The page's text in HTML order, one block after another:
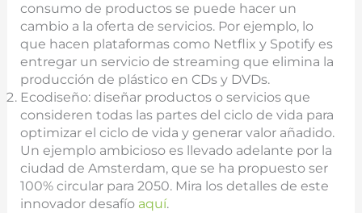
consumo de productos se puede hacer un
cambio a la oferta de servicios. Por ejemplo, lo
que hacen plataformas como Netflix y Spotify es
entregar un servicio de streaming que elimina la
producción de plástico en CDs y DVDs.
Ecodiseño: diseñar productos o servicios que
consideren todas las partes del ciclo de vida para
optimizar el ciclo de vida y generar valor añadido.
Un ejemplo ambicioso es llevado adelante por la
ciudad de Amsterdam, que se ha propuesto ser
100% circular para 2050. Mira los detalles de este
innovador desafío aquí.